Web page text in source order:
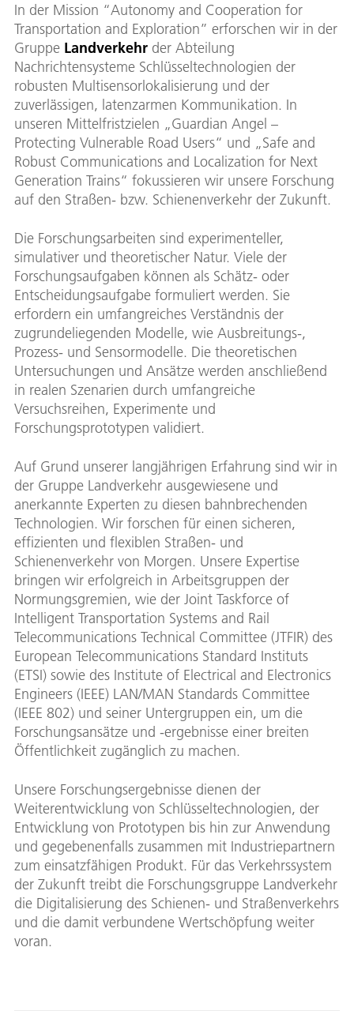
In der Mission “Autonomy and Cooperation for
Transportation and Exploration” erforschen wir in der
Gruppe Landverkehr der Abteilung
Nachrichtensysteme Schlüsseltechnologien der
robusten Multisensorlokalisierung und der
zuverlässigen, latenzarmen Kommunikation. In
unseren Mittelfristzielen „Guardian Angel –
Protecting Vulnerable Road Users“ und „Safe and
Robust Communications and Localization for Next
Generation Trains“ fokussieren wir unsere Forschung
auf den Straßen- bzw. Schienenverkehr der Zukunft.
Die Forschungsarbeiten sind experimenteller,
simulativer und theoretischer Natur. Viele der
Forschungsaufgaben können als Schätz- oder
Entscheidungsaufgabe formuliert werden. Sie
erfordern ein umfangreiches Verständnis der
zugrundeliegenden Modelle, wie Ausbreitungs-,
Prozess- und Sensormodelle. Die theoretischen
Untersuchungen und Ansätze werden anschließend
in realen Szenarien durch umfangreiche
Versuchsreihen, Experimente und
Forschungsprototypen validiert.
Auf Grund unserer langjährigen Erfahrung sind wir in
der Gruppe Landverkehr ausgewiesene und
anerkannte Experten zu diesen bahnbrechenden
Technologien. Wir forschen für einen sicheren,
effizienten und flexiblen Straßen- und
Schienenverkehr von Morgen. Unsere Expertise
bringen wir erfolgreich in Arbeitsgruppen der
Normungsgremien, wie der Joint Taskforce of
Intelligent Transportation Systems and Rail
Telecommunications Technical Committee (JTFIR) des
European Telecommunications Standard Instituts
(ETSI) sowie des Institute of Electrical and Electronics
Engineers (IEEE) LAN/MAN Standards Committee
(IEEE 802) und seiner Untergruppen ein, um die
Forschungsansätze und -ergebnisse einer breiten
Öffentlichkeit zugänglich zu machen.
Unsere Forschungsergebnisse dienen der
Weiterentwicklung von Schlüsseltechnologien, der
Entwicklung von Prototypen bis hin zur Anwendung
und gegebenenfalls zusammen mit Industriepartnern
zum einsatzfähigen Produkt. Für das Verkehrssystem
der Zukunft treibt die Forschungsgruppe Landverkehr
die Digitalisierung des Schienen- und Straßenverkehrs
und die damit verbundene Wertschöpfung weiter
voran.